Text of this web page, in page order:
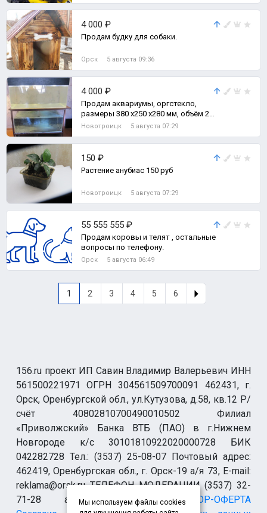
4 000 ₽
Продам будку для собаки.
Орск 5 августа 09:36
4 000 ₽
Продам аквариумы, оргстекло,
размеры 380 х250 х280 мм, объём 26
литров, цена 500 руб; размеры 290
Новотроицк 5 августа 07:29
150 ₽
Растение анубиас 150 руб
Новотроицк 5 августа 07:29
55 555 555 ₽
Продам коровы и телят , остальные
вопросы по телефону.
Орск 5 августа 06:49
1 2 3 4 5 6
156.ru проект ИП Савин Владимир Валерьевич ИНН
561500221971 ОГРН 304561509700091 462431, г.
Орск, Оренбургской обл., ул.Кутузова, д.58, кв.12 Р/
счёт 40802810700490010502 Филиал
«Приволжский» Банка ВТБ (ПАО) в г.Нижнем
Новгороде к/с 30101810922020000728 БИК
042282728 Тел.: (3537) 25-08-07 Почтовый адрес:
462419, Оренбургская обл., г. Орск-19 а/я 73, E-mail:
reklama@orsk.ru ТЕЛЕФОН МОДЕРАЦИИ (3537) 32-
71-28 allsupport@orsk.ruДОГОВОР-ОФЕРТА
Мы используем файлы cookies